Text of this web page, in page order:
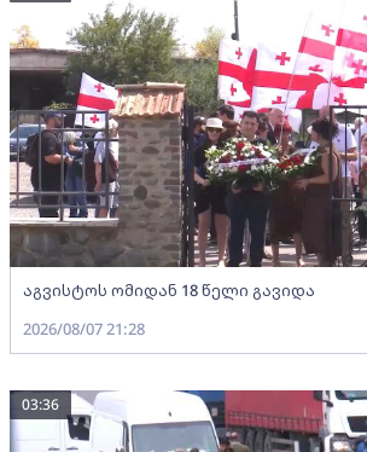
აგვისტოს ომიდან 18 წელი გავიდა
2026/08/07 21:28
03:36